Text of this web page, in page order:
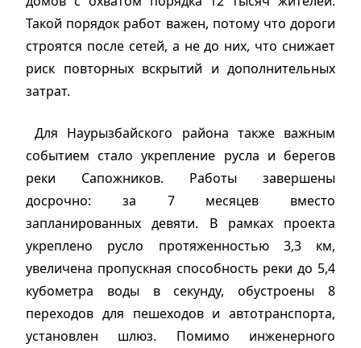
Такой порядок работ важен, потому что дороги
строятся после сетей, а не до них, что снижает
риск повторных вскрытий и дополнительных
затрат.
Для Наурызбайского района также важным
событием стало укрепление русла и берегов
реки Сапожников. Работы завершены
досрочно: за 7 месяцев вместо
запланированных девяти. В рамках проекта
укреплено русло протяженностью 3,3 км,
увеличена пропускная способность реки до 5,4
кубометра воды в секунду, обустроены 8
переходов для пешеходов и автотранспорта,
установлен шлюз. Помимо инженерного